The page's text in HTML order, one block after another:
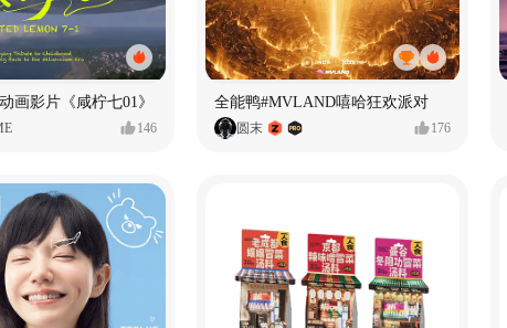
画影片《咸柠七01》
146
全能鸭#MVLAND嘻哈狂欢派对
圆末 176